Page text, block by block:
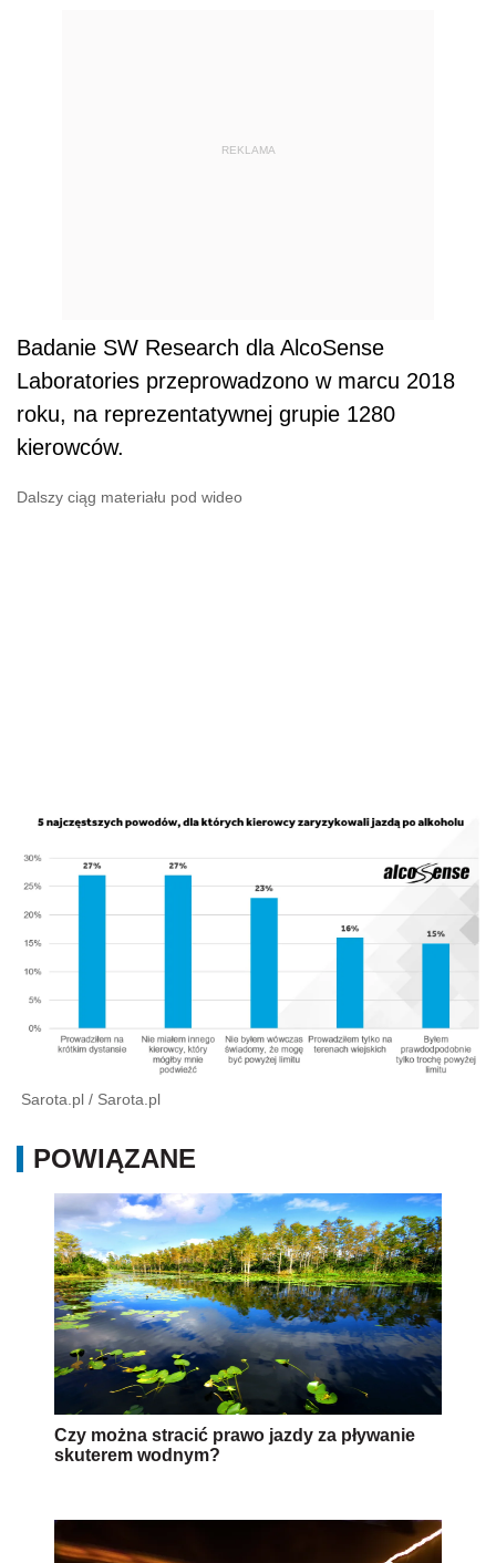
REKLAMA
Badanie SW Research dla AlcoSense
Laboratories przeprowadzono w marcu 2018
roku, na reprezentatywnej grupie 1280
kierowców.
Dalszy ciąg materiału pod wideo
Sarota.pl / Sarota.pl
POWIĄZANE
Czy można stracić prawo jazdy za pływanie
skuterem wodnym?